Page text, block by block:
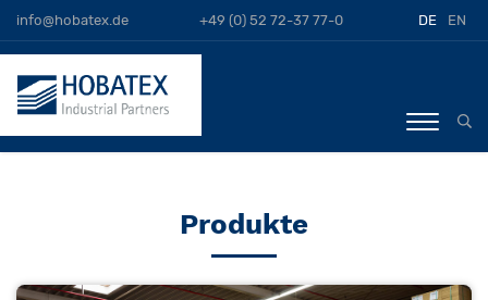
info@hobatex.de +49 (0) 52 72-37 77-0 DE EN
Produkte